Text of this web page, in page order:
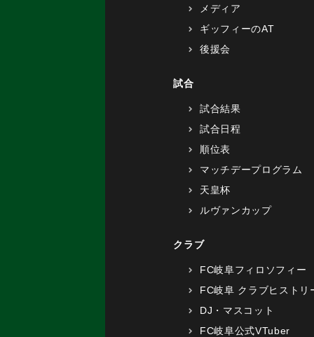
メディア
ギッフィーのAT
後援会
試合
試合結果
試合日程
順位表
マッチデープログラム
天皇杯
ルヴァンカップ
クラブ
FC岐阜フィロソフィー
FC岐阜 クラブヒストリ
DJ・マスコット
FC岐阜公式VTuber